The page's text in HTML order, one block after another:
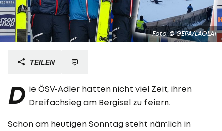
Foto: © GEPA/LAOLA1
TEILEN
D ie ÖSV-Adler hatten nicht viel Zeit, ihren
Dreifachsieg am Bergisel zu feiern.
Schon am heutigen Sonntag steht nämlich in